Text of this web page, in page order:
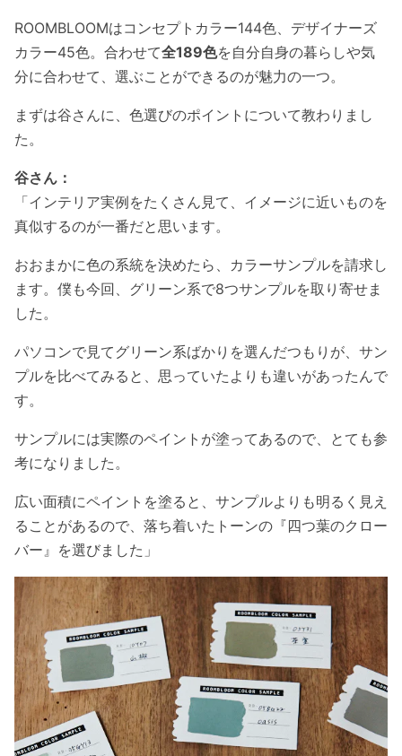
ROOMBLOOMはコンセプトカラー144色、デザイナーズ
カラー45色。合わせて全189色を自分自身の暮らしや気
分に合わせて、選ぶことができるのが魅力の一つ。
まずは谷さんに、色選びのポイントについて教わりまし
た。
谷さん：
「インテリア実例をたくさん見て、イメージに近いものを
真似するのが一番だと思います。
おおまかに色の系統を決めたら、カラーサンプルを請求し
ます。僕も今回、グリーン系で8つサンプルを取り寄せま
した。
パソコンで見てグリーン系ばかりを選んだつもりが、サン
プルを比べてみると、思っていたよりも違いがあったんで
す。
サンプルには実際のペイントが塗ってあるので、とても参
考になりました。
広い面積にペイントを塗ると、サンプルよりも明るく見え
ることがあるので、落ち着いたトーンの『四つ葉のクロー
バー』を選びました」